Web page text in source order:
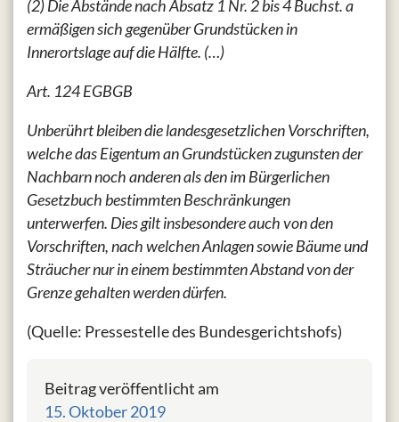
(2) Die Abstände nach Absatz 1 Nr. 2 bis 4 Buchst. a
ermäßigen sich gegenüber Grundstücken in
Innerortslage auf die Hälfte. (…)
Art. 124 EGBGB
Unberührt bleiben die landesgesetzlichen Vorschriften,
welche das Eigentum an Grundstücken zugunsten der
Nachbarn noch anderen als den im Bürgerlichen
Gesetzbuch bestimmten Beschränkungen
unterwerfen. Dies gilt insbesondere auch von den
Vorschriften, nach welchen Anlagen sowie Bäume und
Sträucher nur in einem bestimmten Abstand von der
Grenze gehalten werden dürfen.
(Quelle: Pressestelle des Bundesgerichtshofs)
Beitrag veröffentlicht am
15. Oktober 2019